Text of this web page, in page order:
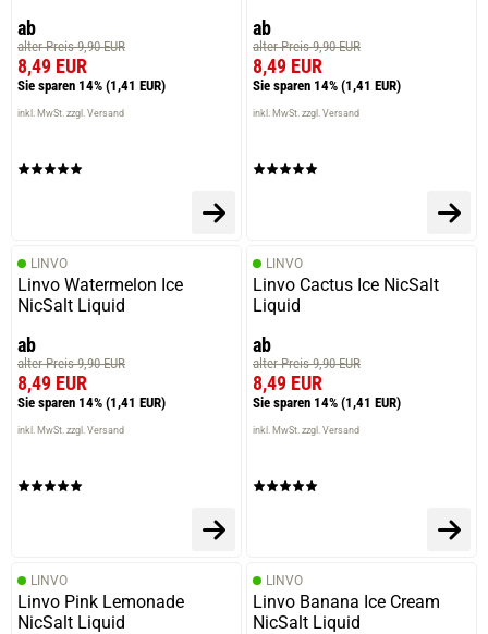
ab
alter Preis 9,90 EUR
8,49 EUR
Sie sparen 14% (1,41 EUR)
inkl. MwSt. zzgl. Versand
ab
alter Preis 9,90 EUR
8,49 EUR
Sie sparen 14% (1,41 EUR)
inkl. MwSt. zzgl. Versand
LINVO
Linvo Watermelon Ice
NicSalt Liquid
ab
alter Preis 9,90 EUR
8,49 EUR
Sie sparen 14% (1,41 EUR)
inkl. MwSt. zzgl. Versand
LINVO
Linvo Cactus Ice NicSalt
Liquid
ab
alter Preis 9,90 EUR
8,49 EUR
Sie sparen 14% (1,41 EUR)
inkl. MwSt. zzgl. Versand
LINVO
Linvo Pink Lemonade
NicSalt Liquid
LINVO
Linvo Banana Ice Cream
NicSalt Liquid